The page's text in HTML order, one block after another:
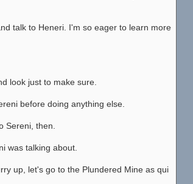
talk to Heneri. I'm so eager to learn more
look just to make sure.
before doing anything else.
Sereni, then.
was talking about.
up, let's go to the Plundered Mine as qui